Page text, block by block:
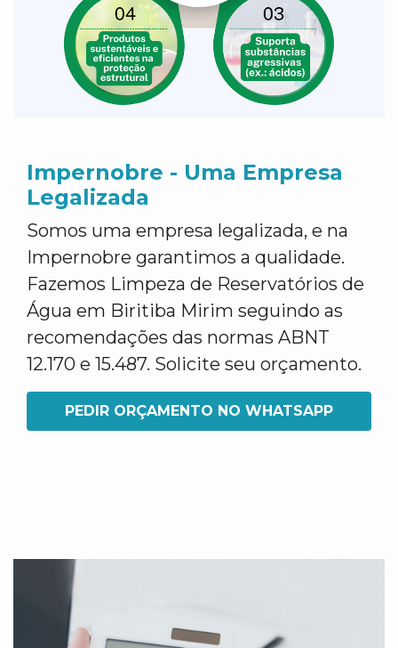
Impernobre - Uma Empresa
Legalizada
Somos uma empresa legalizada, e na
Impernobre garantimos a qualidade.
Fazemos Limpeza de Reservatórios de
Água em Biritiba Mirim seguindo as
recomendações das normas ABNT
12.170 e 15.487. Solicite seu orçamento.
PEDIR ORÇAMENTO NO WHATSAPP